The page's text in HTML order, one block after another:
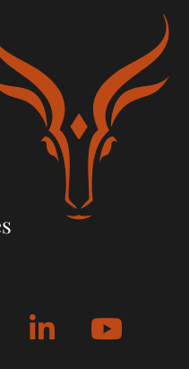
LinkedIn